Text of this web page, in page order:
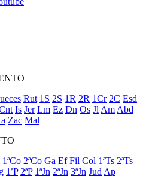
Rut 1S 2S 1R 2R 1Cr 2C Esd
Is Jer Lm Ez Dn Os Jl Am Abd
Zac Mal
1ªCo 2ªCo Ga Ef Fil Col 1ªTs 2ªTs
1ªP 2ªP 1ªJn 2ªJn 3ªJn Jud Ap